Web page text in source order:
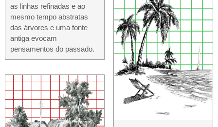
as linhas refinadas e ao
mesmo tempo abstratas
das árvores e uma fonte
antiga evocam
pensamentos do passado.